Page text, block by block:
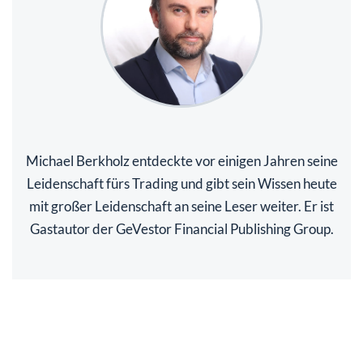
Michael Berkholz entdeckte vor einigen Jahren seine
Leidenschaft fürs Trading und gibt sein Wissen heute
mit großer Leidenschaft an seine Leser weiter. Er ist
Gastautor der GeVestor Financial Publishing Group.